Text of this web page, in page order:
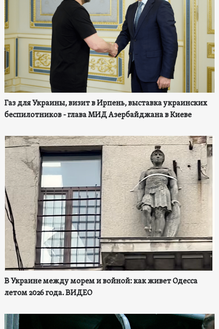
Газ для Украины, визит в Ирпень, выставка украинских
беспилотников - глава МИД Азербайджана в Киеве
В Украине между морем и войной: как живет Одесса
летом 2026 года. ВИДЕО